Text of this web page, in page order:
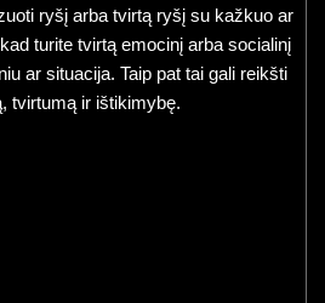
ryšį arba tvirtą ryšį su kažkuo ar
turite tvirtą emocinį arba socialinį
ar situacija. Taip pat tai gali reikšti
tvirtumą ir ištikimybę.